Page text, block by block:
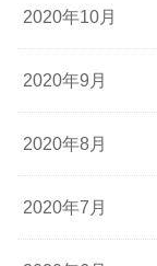
2020年10月
2020年9月
2020年8月
2020年7月